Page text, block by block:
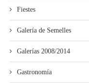
Fiestes
Galería de Semelles
Galerías 2008/2014
Gastronomía